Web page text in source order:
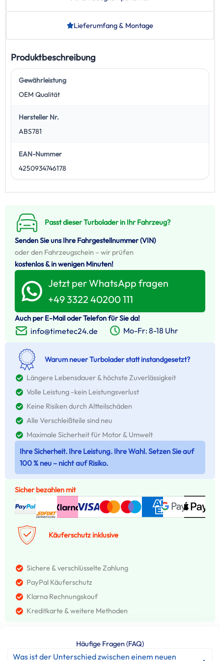
Lieferumfang & Montage
Produktbeschreibung
Gewährleistung
OEM Qualität
Hersteller Nr.
ABS781
EAN-Nummer
4250934746178
Passt dieser Turbolader in Ihr Fahrzeug?
Senden Sie uns Ihre Fahrgestellnummer (VIN)
oder den Fahrzeugschein – wir prüfen
kostenlos & in wenigen Minuten!
Jetzt per WhatsApp fragen
+49 3322 40200 111
Auch per E-Mail oder Telefon für Sie da!
info@timetec24.de Mo-Fr: 8-18 Uhr
Warum neuer Turbolader statt instandgesetzt?
Längere Lebensdauer & höchste Zuverlässigkeit
Volle Leistung -kein Leistungsverlust
Keine Risiken durch Altteilschäden
Alle Verschleißteile sind neu
Maximale Sicherheit für Motor & Umwelt
Ihre Sicherheit. Ihre Leistung. Ihre Wahl. Setzen Sie auf
100 % neu – nicht auf Risiko.
Sicher bezahlen mit
Käuferschutz inklusive
Sichere & verschlüsselte Zahlung
PayPal Käuferschutz
Klarna Rechnungskouf
Kreditkarte & weitere Methoden
Häufige Fragen (FAQ)
Was ist der Unterschied zwischen einem neuen